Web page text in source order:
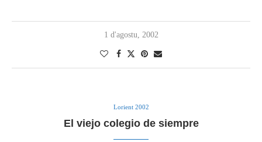
1 d'agostu, 2002
Lorient 2002
El viejo colegio de siempre